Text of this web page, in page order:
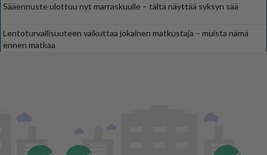
Sääennuste ulottuu nyt marraskuulle – tältä näyttää syksyn sää
Lentoturvallisuuteen vaikuttaa jokainen matkustaja – muista nämä
ennen matkaa